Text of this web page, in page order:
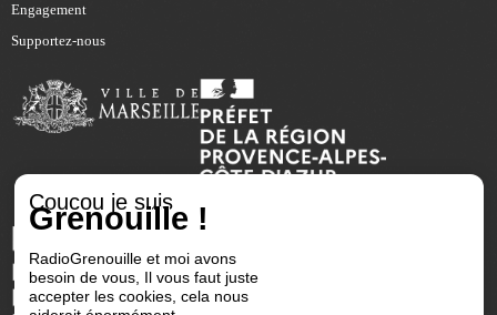
Engagement
Supportez-nous
Coucou je suis
Grenouille !
RadioGrenouille et moi avons
besoin de vous, Il vous faut juste
accepter les cookies, cela nous